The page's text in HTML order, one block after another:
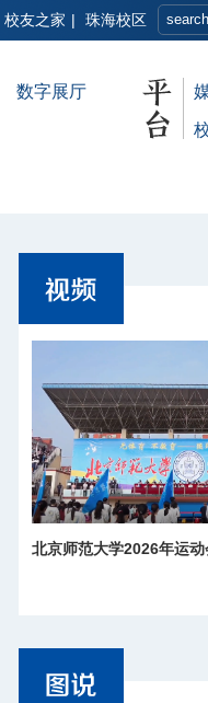
校友之家 | 珠海校区
数字展厅
北京师范大学2026年运动